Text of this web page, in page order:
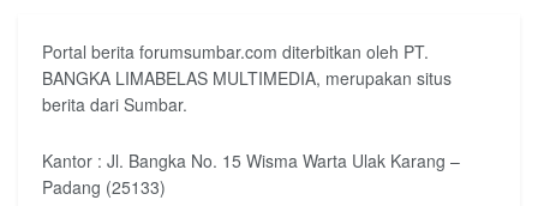
Portal berita forumsumbar.com diterbitkan oleh PT.
BANGKA LIMABELAS MULTIMEDIA, merupakan situs
berita dari Sumbar.
Kantor : Jl. Bangka No. 15 Wisma Warta Ulak Karang –
Padang (25133)